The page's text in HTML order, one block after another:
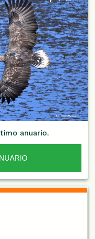
anuario.